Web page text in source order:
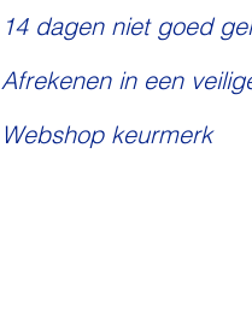
14 dagen niet goed
Afrekenen in een
Webshop keurmerk